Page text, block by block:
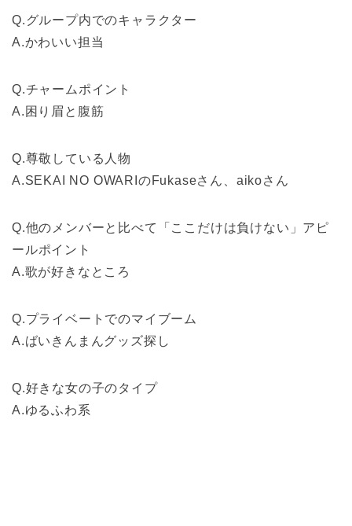
Q.グループ内でのキャラクター
A.かわいい担当
Q.チャームポイント
A.困り眉と腹筋
Q.尊敬している人物
A.SEKAI NO OWARIのFukaseさん、aikoさん
Q.他のメンバーと比べて「ここだけは負けない」アピ
ールポイント
A.歌が好きなところ
Q.プライベートでのマイブーム
A.ばいきんまんグッズ探し
Q.好きな女の子のタイプ
A.ゆるふわ系